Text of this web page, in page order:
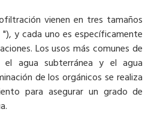
vienen en tres tamaños
y cada uno es específicamente
Los usos más comunes de
el agua subterránea y el agua
de los orgánicos se realiza
para asegurar un grado de